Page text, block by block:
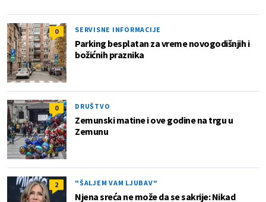
0 SERVISNE INFORMACIJE
Parking besplatan za vreme novogodišnjih i
božićnih praznika
0 DRUŠTVO
Zemunski matine i ove godine na trgu u
Zemunu
2 "ŠALJEM VAM LJUBAV"
Njena sreća ne može da se sakrije: Nikad